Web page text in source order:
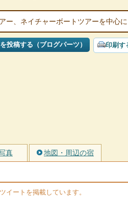
ー、ネイチャーボートツアーを中心
投稿する（ブログパーツ） 印刷す
真 地図・周辺の宿
イートを掲載しています。